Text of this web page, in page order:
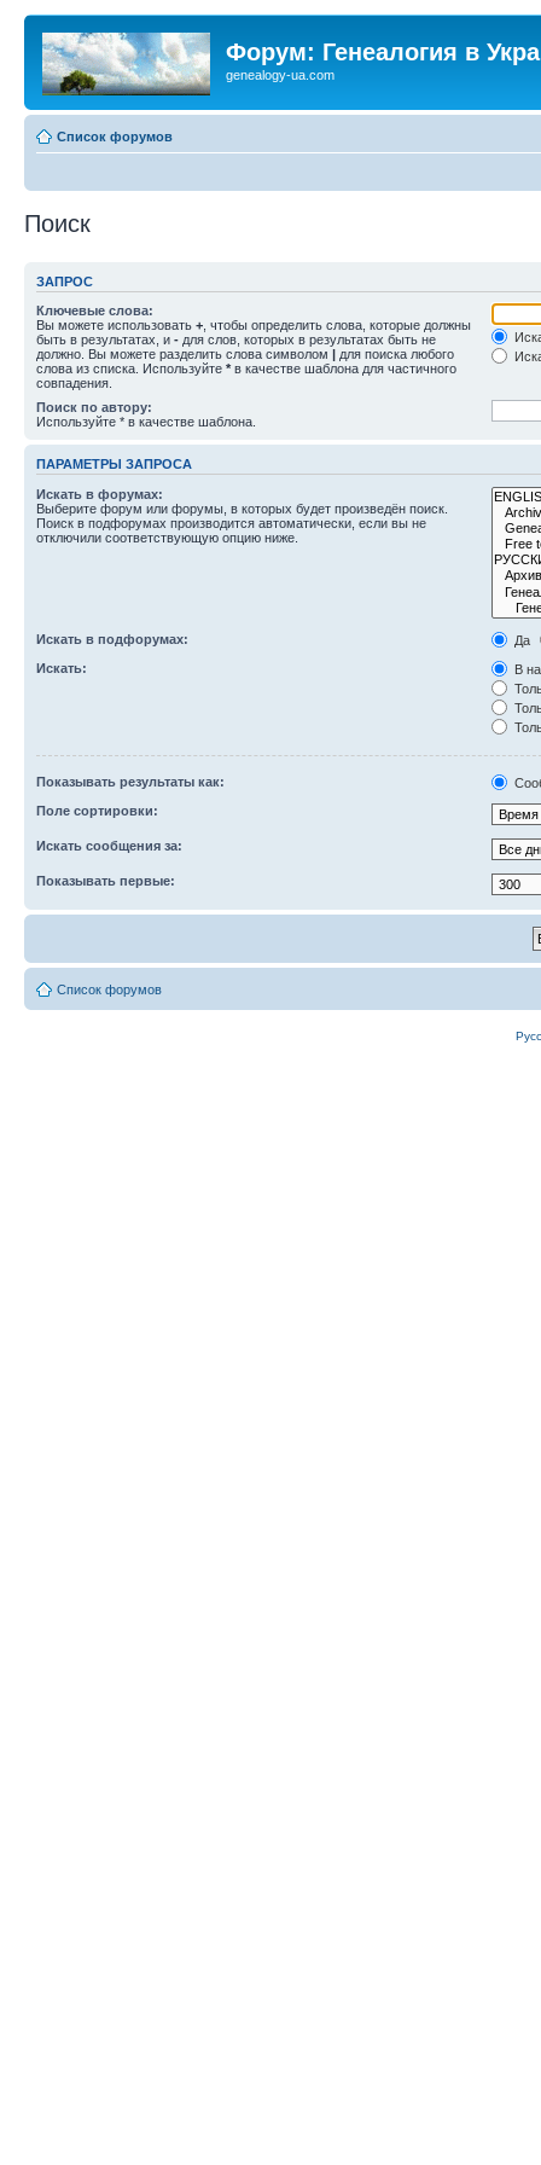
Форум: Генеалогия в
genealogy-ua.com
Список форумов
Поиск
ЗАПРОС
Ключевые слова:
Вы можете использовать + , чтобы определить слова, которые должны
быть в результатах, и - для слов, которых в результатах быть не
должно. Вы можете разделить слова символом | для поиска любого
слова из списка. Используйте * в качестве шаблона для частичного
совпадения.
Поиск по автору:
Используйте * в качестве шаблона.
ПАРАМЕТРЫ ЗАПРОСА
Искать в форумах:
Выберите форум или форумы, в которых будет произведён поиск.
Поиск в подфорумах производится автоматически, если вы не
отключили соответствующую опцию ниже.
Искать в подфорумах:
Да
Искать:
В
Показывать результаты как:
Поле сортировки:
Искать сообщения за:
Показывать первые:
Список форумов